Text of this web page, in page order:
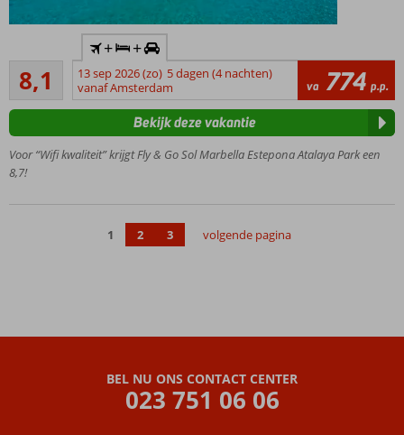
Direct
aan
het
Uitgebreide
en oud
Inclusive
8,1
Zeer goed
33
beoordelingen
+ +
13 sep 2026 (zo) 5 dagen (4 nachten)
vanaf Amsterdam
va 774 p.p.
Voor “Wifi kwaliteit” krijgt Fly & Go Sol Marbella Estepona Atalaya Park een
8,7!
Bekijk deze vakantie
1 2 3 volgende pagina
BEL NU ONS CONTACT CENTER
023 751 06 06